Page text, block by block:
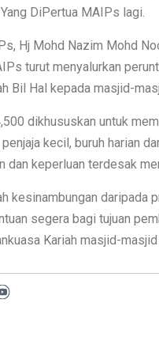
DiPertua MAIPs lagi.
Hj Mohd Nazim Mohd
turut menyalurkan
Bil Hal kepada masjid-
dikhususkan untuk
kecil, buruh harian
dan keperluan terdesak
kesinambungan daripada
segera bagi tujuan
Kariah masjid-